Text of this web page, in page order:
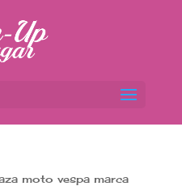
moto vespa marca